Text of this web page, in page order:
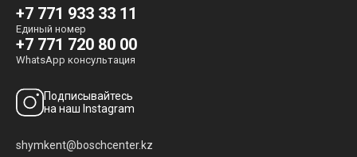
+7 771 933 33 11
Единый номер
+7 771 720 80 00
WhatsApp консультация
Подписывайтесь
на наш Instagram
shymkent@boschcenter.kz